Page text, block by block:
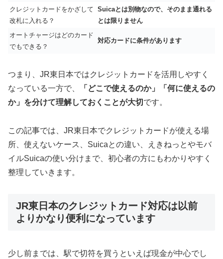
クレジットカードをかざして
改札に入れる？
Suicaとは別物なので、そのまま通れる
とは限りません
オートチャージはどのカード
でもできる？
対応カードに条件があります
つまり、JR東日本ではクレジットカードを活用しやすく
なっている一方で、
「どこで使えるのか」「何に使えるの
か」を分けて理解しておくことが大切 です。
この記事では、JR東日本でクレジットカードが使える場
所、使えないケース、Suicaとの違い、えきねっとやモバ
イルSuicaの使い分けまで、初心者の方にもわかりやすく
整理していきます。
JR東日本のクレジットカード対応は以前
よりかなり便利になっています
少し前までは、駅で切符を買うといえば現金が中心でし